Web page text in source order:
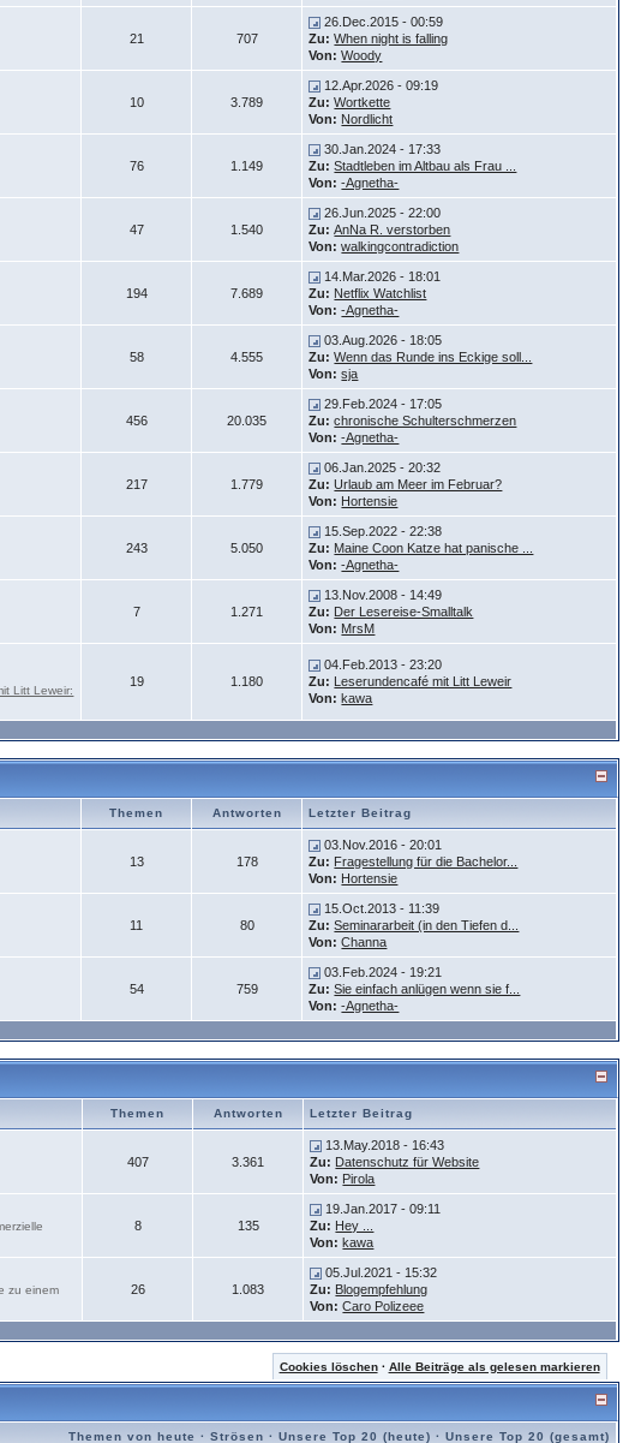
21 707
26.Dec.2015 - 00:59
Zu: When night is falling
Von: Woody
10 3.789
12.Apr.2026 - 09:19
Zu: Wortkette
Von: Nordlicht
76 1.149
30.Jan.2024 - 17:33
Zu: Stadtleben im Altbau als Frau ...
Von: -Agnetha-
47 1.540
26.Jun.2025 - 22:00
Zu: AnNa R. verstorben
Von: walkingcontradiction
194 7.689
14.Mar.2026 - 18:01
Zu: Netflix Watchlist
Von: -Agnetha-
58 4.555
03.Aug.2026 - 18:05
Zu: Wenn das Runde ins Eckige soll...
Von: sja
456 20.035
29.Feb.2024 - 17:05
Zu: chronische Schulterschmerzen
Von: -Agnetha-
217 1.779
06.Jan.2025 - 20:32
Zu: Urlaub am Meer im Februar?
Von: Hortensie
243 5.050
15.Sep.2022 - 22:38
Zu: Maine Coon Katze hat panische ...
Von: -Agnetha-
7 1.271
13.Nov.2008 - 14:49
Zu: Der Lesereise-Smalltalk
Von: MrsM
Litt Leweir:
19 1.180
04.Feb.2013 - 23:20
Zu: Leserundencafé mit Litt Leweir
Von: kawa
Themen Antworten Letzter Beitrag
13 178
03.Nov.2016 - 20:01
Zu: Fragestellung für die Bachelor...
Von: Hortensie
11 80
15.Oct.2013 - 11:39
Zu: Seminararbeit (in den Tiefen d...
Von: Channa
54 759
03.Feb.2024 - 19:21
Zu: Sie einfach anlügen wenn sie f...
Von: -Agnetha-
Themen Antworten Letzter Beitrag
407 3.361
13.May.2018 - 16:43
Zu: Datenschutz für Website
Von: Pirola
8 135
19.Jan.2017 - 09:11
Zu: Hey ...
Von: kawa
zu einem
26 1.083
05.Jul.2021 - 15:32
Zu: Blogempfehlung
Von: Caro Polizeee
Cookies löschen· Alle Beiträge als gelesen markieren
Themen von heute ·Strösen ·Unsere Top 20 (heute) ·Unsere Top 20 (gesamt)